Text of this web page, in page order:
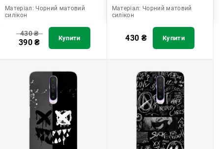
Матеріал: Чорний матовий
силікон
430₴
390₴ Купити
Матеріал: Чорний матовий
силікон
430 ₴ Купити